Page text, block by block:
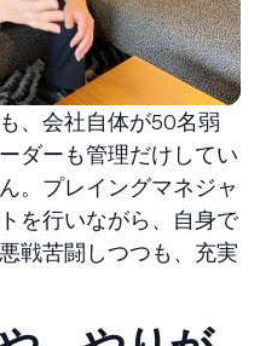
、会社自体が50名弱
ダーも管理だけしてい
。プレイングマネジャ
を行いながら、自身で
戦苦闘しつつも、充実